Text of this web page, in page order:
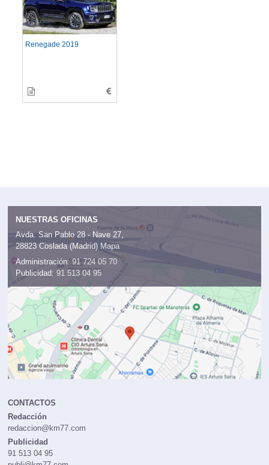
Renegade 2019
NUESTRAS OFICINAS
Avda. San Pablo 28 - Nave 27,
28823 Coslada (Madrid) Mapa
Administración: 91 724 05 70
Publicidad: 91 513 04 95
CONTACTOS
Redacción
redaccion@km77.com
Publicidad
91 513 04 95